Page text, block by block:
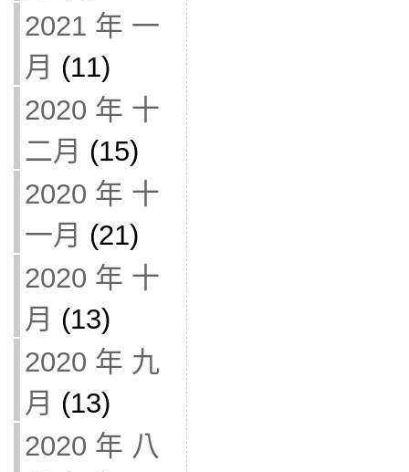
2021 年 一
月 (11)
2020 年 十
二月 (15)
2020 年 十
一月 (21)
2020 年 十
月 (13)
2020 年 九
月 (13)
2020 年 八